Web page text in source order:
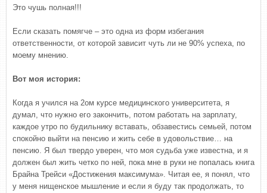
Это чушь полная!!!
Если сказать помягче – это одна из форм избегания
ответственности, от которой зависит чуть ли не 90% успеха, по
моему мнению.
Вот моя история:
Когда я учился на 2ом курсе медицинского университета, я
думал, что нужно его закончить, потом работать на зарплату,
каждое утро по будильнику вставать, обзавестись семьей, потом
спокойно выйти на пенсию и жить себе в удовольствие… на
пенсию. Я был твердо уверен, что моя судьба уже известна, и я
должен был жить четко по ней, пока мне в руки не попалась книга
Брайна Трейси «Достижения максимума». Читая ее, я понял, что
у меня нищенское мышление и если я буду так продолжать, то